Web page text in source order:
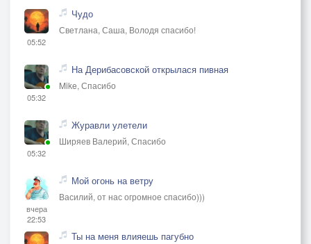
05:52
Чудо
Светлана, Саша, Володя спасибо!
05:32
На Дерибасовской открылася пивная
Mike, Спасибо
05:32
Журавли улетели
Ширяев Валерий, Спасибо
вчера
22:53
Мой огонь на ветру
Василий, от нас огромное спасибо)))
Ты на меня влияешь пагубно